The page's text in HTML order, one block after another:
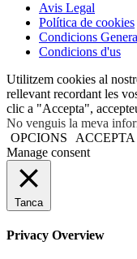
Avis Legal
Política de cookies
Condicions
Condicions d'us
Utilitzem cookies al
rellevant recordant les
clic a "Accepta",
No venguis la meva
OPCIONS
ACCEPTA
Manage consent
Tanca
Privacy Overview